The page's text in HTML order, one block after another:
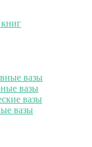
вазы
вазы
вазы
вазы